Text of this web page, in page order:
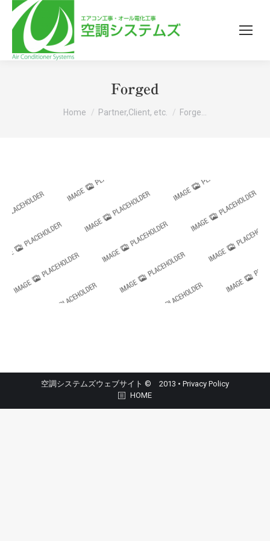
Forged
You are here:
Home Partner,Client, etc. Forge…
空調システムズウェブサイト © 2013 • Privacy Policy
HOME